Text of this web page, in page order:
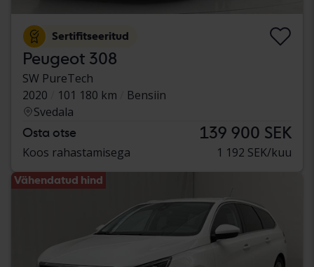
Sertifitseeritud
Peugeot 308
SW PureTech
2020
101 180 km
Bensiin
Svedala
Osta otse 139 900 SEK
Koos rahastamisega 1 192 SEK/kuu
Vähendatud hind